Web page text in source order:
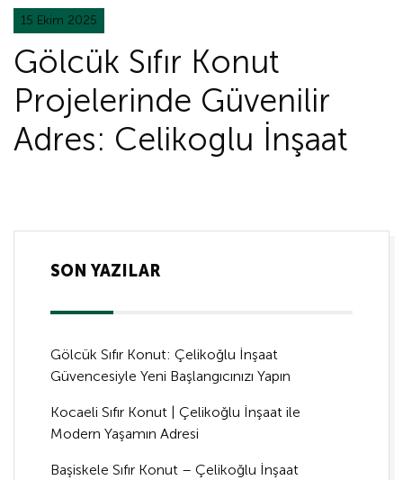
15 Ekim 2025
Gölcük Sıfır Konut
Projelerinde Güvenilir
Adres: Celikoglu İnşaat
SON YAZILAR
Gölcük Sıfır Konut: Çelikoğlu İnşaat
Güvencesiyle Yeni Başlangıcınızı Yapın
Kocaeli Sıfır Konut | Çelikoğlu İnşaat ile
Modern Yaşamın Adresi
Başiskele Sıfır Konut – Çelikoğlu İnşaat